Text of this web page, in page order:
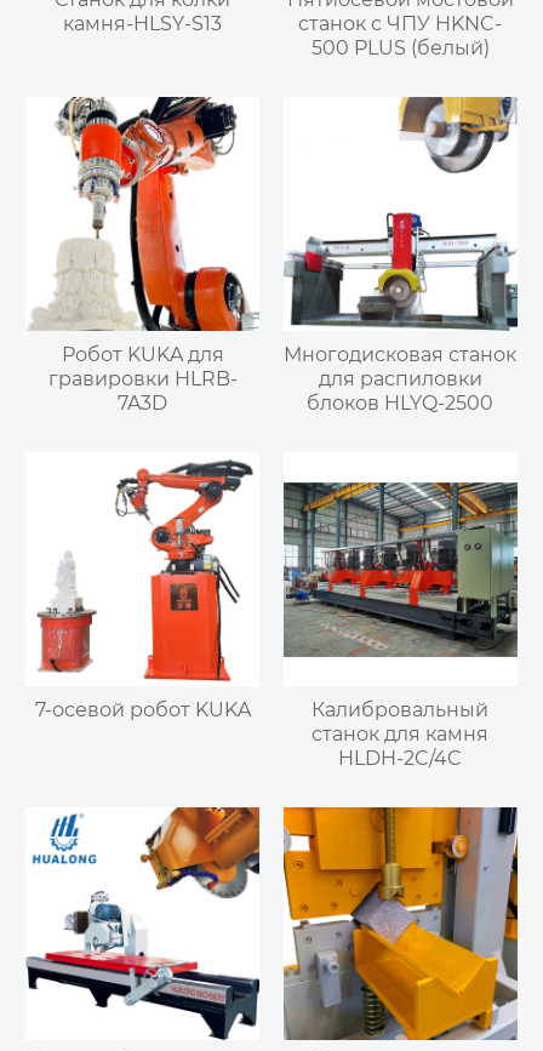
камня-HLSY-S13
станок с ЧПУ HKNC-
500 PLUS (белый)
Робот KUKA для
гравировки HLRB-
7A3D
Многодисковая станок
для распиловки
блоков HLYQ-2500
7-осевой робот KUKA
Калибровальный
станок для камня
HLDH-2C/4C